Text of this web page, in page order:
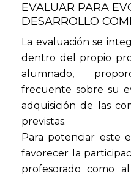
EVALUAR PARA
DESARROLLO
La evaluación se
dentro del propio
alumnado,
frecuente sobre su
adquisición de las
previstas.
Para potenciar este
favorecer la
profesorado como